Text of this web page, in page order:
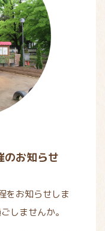
のお知らせ
をお知らせしま
しませんか。